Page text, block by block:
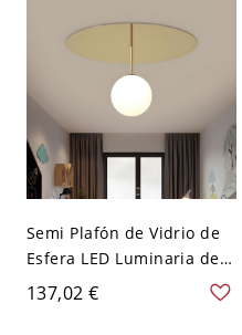
Semi Plafón de Vidrio de
Esfera LED Luminaria de
Techo Simplista con Base
137,02 €